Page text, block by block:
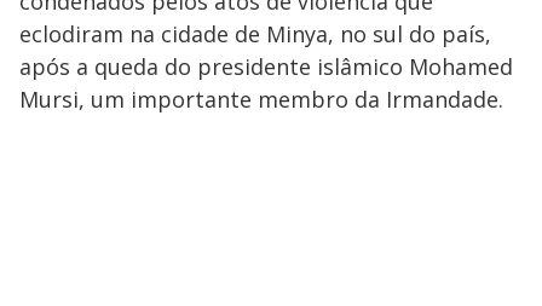
eclodiram na cidade de Minya, no sul do país,
após a queda do presidente islâmico Mohamed
Mursi, um importante membro da Irmandade.